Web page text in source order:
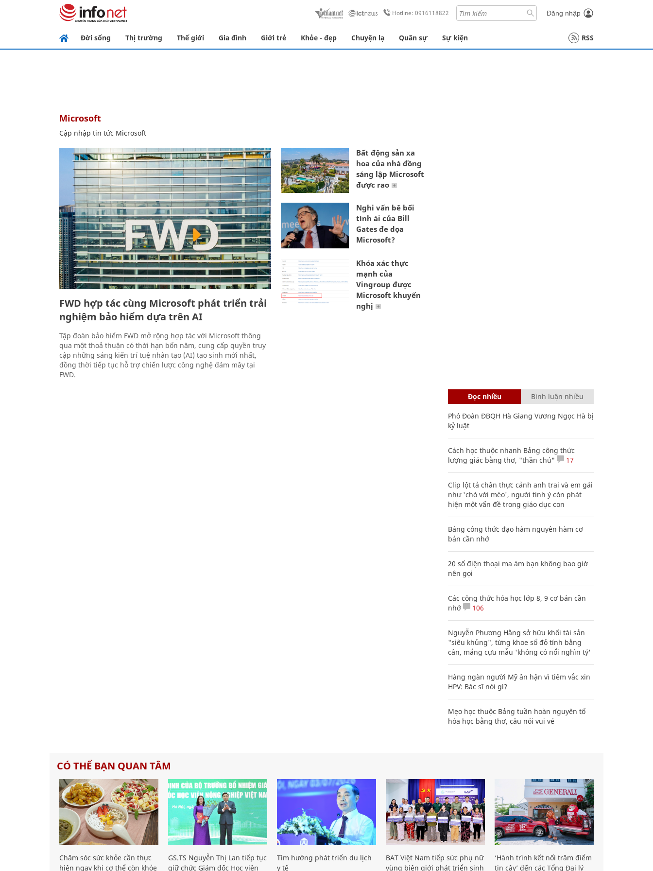
Hotline: 0916118822 Đăng nhập
Đời sống Thị trường Thế giới Gia đình Giới trẻ Khỏe - đẹp Chuyện lạ Quân sự Sự kiện RSS
Microsoft
Cập nhập tin tức Microsoft
FWD hợp tác cùng Microsoft phát triển trải
nghiệm bảo hiểm dựa trên AI
Tập đoàn bảo hiểm FWD mở rộng hợp tác với Microsoft thông
qua một thoả thuận có thời hạn bốn năm, cung cấp quyền truy
cập những sáng kiến trí tuệ nhân tạo (AI) tạo sinh mới nhất,
đồng thời tiếp tục hỗ trợ chiến lược công nghệ đám mây tại
FWD.
Bất động sản xa
hoa của nhà đồng
sáng lập Microsoft
được rao
Nghi vấn bê bối
tình ái của Bill
Gates đe dọa
Microsoft?
Khóa xác thực
mạnh của
Vingroup được
Microsoft khuyến
nghị
Đọc nhiều Bình luận nhiều
Phó Đoàn ĐBQH Hà Giang Vương Ngọc Hà bị
kỷ luật
Cách học thuộc nhanh Bảng công thức
lượng giác bằng thơ, "thần chú"
17
Clip lột tả chân thực cảnh anh trai và em gái
như 'chó với mèo', người tinh ý còn phát
hiện một vấn đề trong giáo dục con
Bảng công thức đạo hàm nguyên hàm cơ
bản cần nhớ
20 số điện thoại ma ám bạn không bao giờ
nên gọi
Các công thức hóa học lớp 8, 9 cơ bản cần
nhớ
106
Nguyễn Phương Hằng sở hữu khối tài sản
"siêu khủng", từng khoe sổ đỏ tính bằng
cân, mắng cựu mẫu 'không có nổi nghìn tỷ'
Hàng ngàn người Mỹ ân hận vì tiêm vắc xin
HPV: Bác sĩ nói gì?
Mẹo học thuộc Bảng tuần hoàn nguyên tố
hóa học bằng thơ, câu nói vui vẻ
CÓ THỂ BẠN QUAN TÂM
Chăm sóc sức khỏe cần thực
hiện ngay khi cơ thể còn khỏe
GS.TS Nguyễn Thị Lan tiếp tục
giữ chức Giám đốc Học viện
Tìm hướng phát triển du lịch
y tế
BAT Việt Nam tiếp sức phụ nữ
vùng biên giới phát triển sinh
‘Hành trình kết nối trăm điểm
tin cậy’ đến các Tổng Đại lý